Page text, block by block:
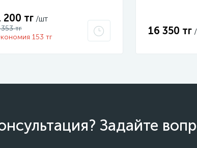
200 тг /шт
тг
153 тг
16 350 тг
Задайте